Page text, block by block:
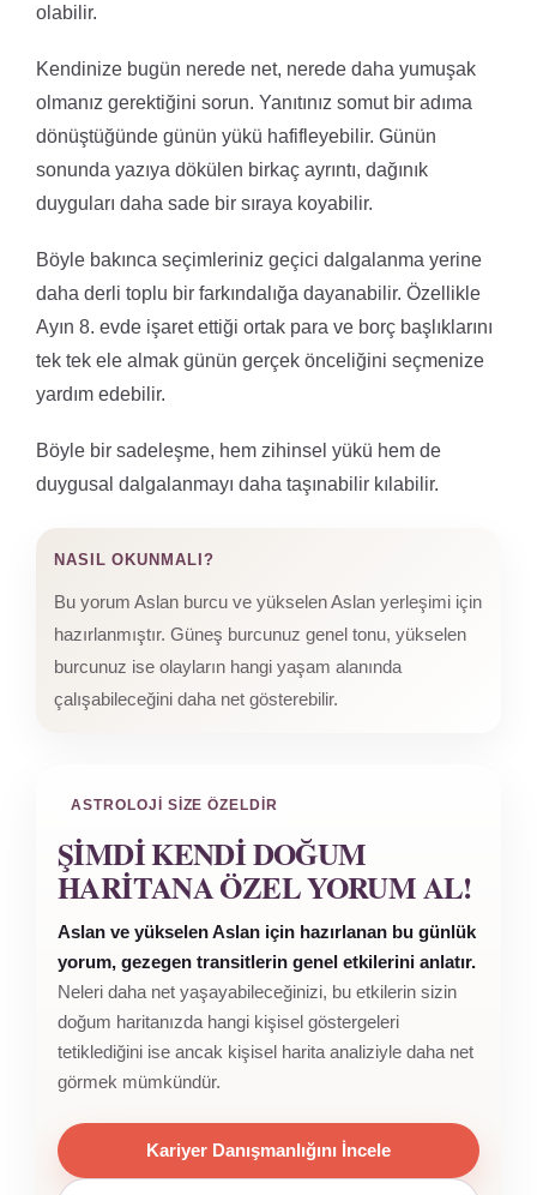
olabilir.
Kendinize bugün nerede net, nerede daha yumuşak
olmanız gerektiğini sorun. Yanıtınız somut bir adıma
dönüştüğünde günün yükü hafifleyebilir. Günün
sonunda yazıya dökülen birkaç ayrıntı, dağınık
duyguları daha sade bir sıraya koyabilir.
Böyle bakınca seçimleriniz geçici dalgalanma yerine
daha derli toplu bir farkındalığa dayanabilir. Özellikle
Ayın 8. evde işaret ettiği ortak para ve borç başlıklarını
tek tek ele almak günün gerçek önceliğini seçmenize
yardım edebilir.
Böyle bir sadeleşme, hem zihinsel yükü hem de
duygusal dalgalanmayı daha taşınabilir kılabilir.
NASIL OKUNMALI?
Bu yorum Aslan burcu ve yükselen Aslan yerleşimi için
hazırlanmıştır. Güneş burcunuz genel tonu, yükselen
burcunuz ise olayların hangi yaşam alanında
çalışabileceğini daha net gösterebilir.
ASTROLOJI SIZE ÖZELDIR
ŞIMDI KENDI DOĞUM
HARITANA ÖZEL YORUM AL!
Aslan ve yükselen Aslan için hazırlanan bu günlük
yorum, gezegen transitlerin genel etkilerini anlatır.
Neleri daha net yaşayabileceğinizi, bu etkilerin sizin
doğum haritanızda hangi kişisel göstergeleri
tetiklediğini ise ancak kişisel harita analiziyle daha net
görmek mümkündür.
Kariyer Danışmanlığını İncele